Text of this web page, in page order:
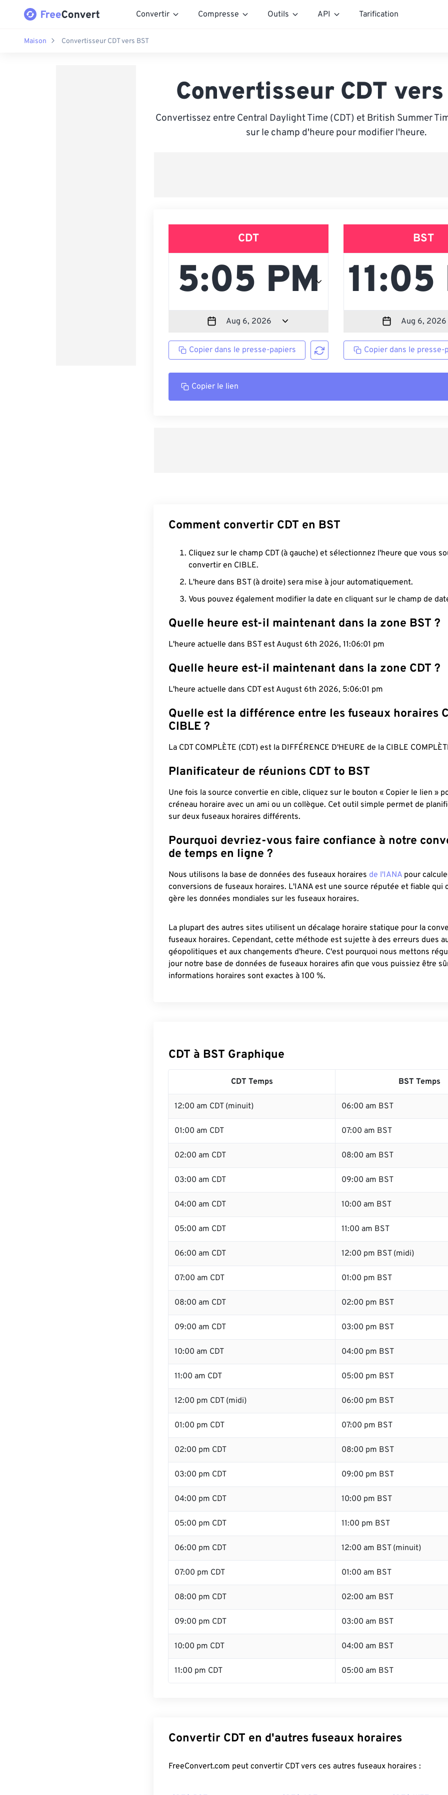
Convertir Compresse Outils API Tarification
Maison Convertisseur CDT vers BST
Convertisseur CDT vers
Convertissez entre Central Daylight Time (CDT) et British Summer
sur le champ d'heure pour modifier l'heure.
CDT
Copier dans le presse-papiers
BST
Copier dans le presse-
Copier le lien
Comment convertir CDT en BST
Cliquez sur le champ CDT (à gauche) et sélectionnez l'heure que vous
convertir en CIBLE.
L'heure dans BST (à droite) sera mise à jour automatiquement.
Vous pouvez également modifier la date en cliquant sur le champ de
Quelle heure est-il maintenant dans la zone BST ?
L'heure actuelle dans BST est August 6th 2026, 11:06:02 pm
Quelle heure est-il maintenant dans la zone CDT ?
L'heure actuelle dans CDT est August 6th 2026, 5:06:02 pm
Quelle est la différence entre les fuseaux horaires
CIBLE ?
La CDT COMPLÈTE (CDT) est la DIFFÉRENCE D'HEURE de la CIBLE
Planificateur de réunions CDT to BST
Une fois la source convertie en cible, cliquez sur le bouton « Copier le lien »
créneau horaire avec un ami ou un collègue. Cet outil simple permet de
sur deux fuseaux horaires différents.
Pourquoi devriez-vous faire confiance à notre
de temps en ligne ?
Nous utilisons la base de données des fuseaux horaires de l'IANA pour
conversions de fuseaux horaires. L'IANA est une source réputée et fiable qui
gère les données mondiales sur les fuseaux horaires.
La plupart des autres sites utilisent un décalage horaire statique pour la
fuseaux horaires. Cependant, cette méthode est sujette à des erreurs dues
géopolitiques et aux changements d'heure. C'est pourquoi nous mettons
jour notre base de données de fuseaux horaires afin que vous puissiez être
informations horaires sont exactes à 100 %.
CDT à BST Graphique
CDT Temps BST Temps
12:00 am CDT (minuit) 06:00 am BST
01:00 am CDT 07:00 am BST
02:00 am CDT 08:00 am BST
03:00 am CDT 09:00 am BST
04:00 am CDT 10:00 am BST
05:00 am CDT 11:00 am BST
06:00 am CDT 12:00 pm BST (midi)
07:00 am CDT 01:00 pm BST
08:00 am CDT 02:00 pm BST
09:00 am CDT 03:00 pm BST
10:00 am CDT 04:00 pm BST
11:00 am CDT 05:00 pm BST
12:00 pm CDT (midi) 06:00 pm BST
01:00 pm CDT 07:00 pm BST
02:00 pm CDT 08:00 pm BST
03:00 pm CDT 09:00 pm BST
04:00 pm CDT 10:00 pm BST
05:00 pm CDT 11:00 pm BST
06:00 pm CDT 12:00 am BST (minuit)
07:00 pm CDT 01:00 am BST
08:00 pm CDT 02:00 am BST
09:00 pm CDT 03:00 am BST
10:00 pm CDT 04:00 am BST
11:00 pm CDT 05:00 am BST
Convertir CDT en d'autres fuseaux horaires
FreeConvert.com peut convertir CDT vers ces autres fuseaux horaires :